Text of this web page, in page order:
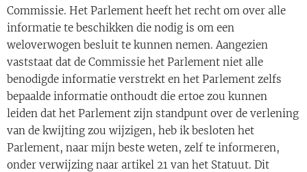
Commissie. Het Parlement heeft het recht om over alle
informatie te beschikken die nodig is om een ​​
weloverwogen besluit te kunnen nemen. Aangezien
vaststaat dat de Commissie het Parlement niet alle
benodigde informatie verstrekt en het Parlement zelfs
bepaalde informatie onthoudt die ertoe zou kunnen
leiden dat het Parlement zijn standpunt over de verlening
van de kwijting zou wijzigen, heb ik besloten het
Parlement, naar mijn beste weten, zelf te informeren,
onder verwijzing naar artikel 21 van het Statuut. Dit